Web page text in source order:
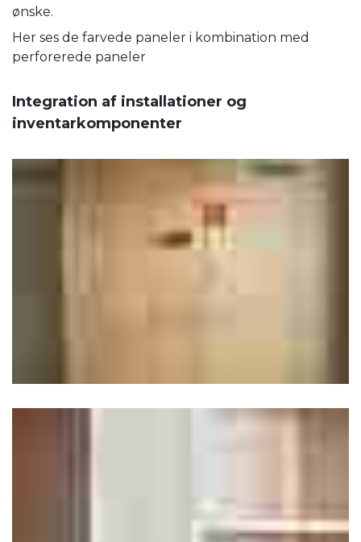
ønske.
Her ses de farvede paneler i kombination med
perforerede paneler
Integration af installationer og
inventarkomponenter